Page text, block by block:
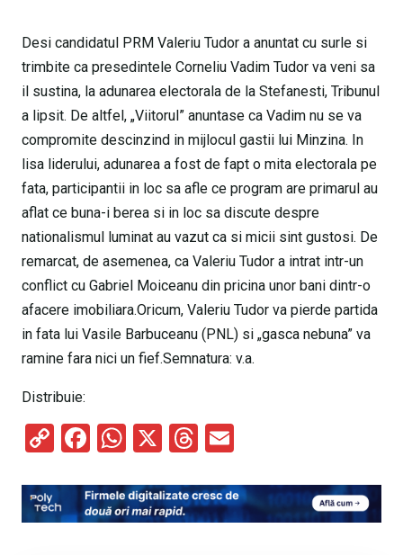
Desi candidatul PRM Valeriu Tudor a anuntat cu surle si
trimbite ca presedintele Corneliu Vadim Tudor va veni sa
il sustina, la adunarea electorala de la Stefanesti, Tribunul
a lipsit. De altfel, „Viitorul” anuntase ca Vadim nu se va
compromite descinzind in mijlocul gastii lui Minzina. In
lisa liderului, adunarea a fost de fapt o mita electorala pe
fata, participantii in loc sa afle ce program are primarul au
aflat ce buna-i berea si in loc sa discute despre
nationalismul luminat au vazut ca si micii sint gustosi. De
remarcat, de asemenea, ca Valeriu Tudor a intrat intr-un
conflict cu Gabriel Moiceanu din pricina unor bani dintr-o
afacere imobiliara.Oricum, Valeriu Tudor va pierde partida
in fata lui Vasile Barbuceanu (PNL) si „gasca nebuna” va
ramine fara nici un fief.Semnatura: v.a.
Distribuie:
C
py
Li
F
ce
b
W
at
s
X
T
e
a
ail